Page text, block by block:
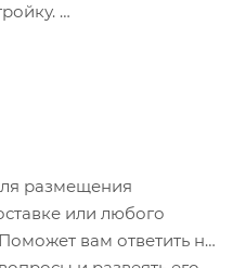
мощной батарее
защищен от
воды (защита уровня
размещения
или любого
вам ответить на